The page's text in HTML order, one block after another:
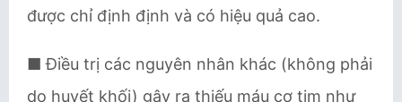
được chỉ định định và có hiệu quả cao.
■ Điều trị các nguyên nhân khác (không phải
do huyết khối) gây ra thiếu máu cơ tim như